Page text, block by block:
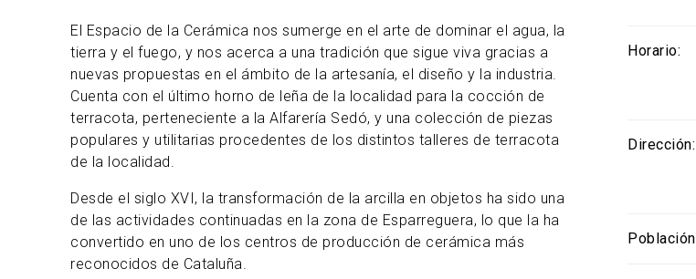
El Espacio de la Cerámica nos sumerge en el arte de dominar el agua, la
tierra y el fuego, y nos acerca a una tradición que sigue viva gracias a
nuevas propuestas en el ámbito de la artesanía, el diseño y la industria.
Cuenta con el último horno de leña de la localidad para la cocción de
terracota, perteneciente a la Alfarería Sedó, y una colección de piezas
populares y utilitarias procedentes de los distintos talleres de terracota
de la localidad.
Desde el siglo XVI, la transformación de la arcilla en objetos ha sido una
de las actividades continuadas en la zona de Esparreguera, lo que la ha
convertido en uno de los centros de producción de cerámica más
reconocidos de Cataluña.
Horario
Dirección
Población